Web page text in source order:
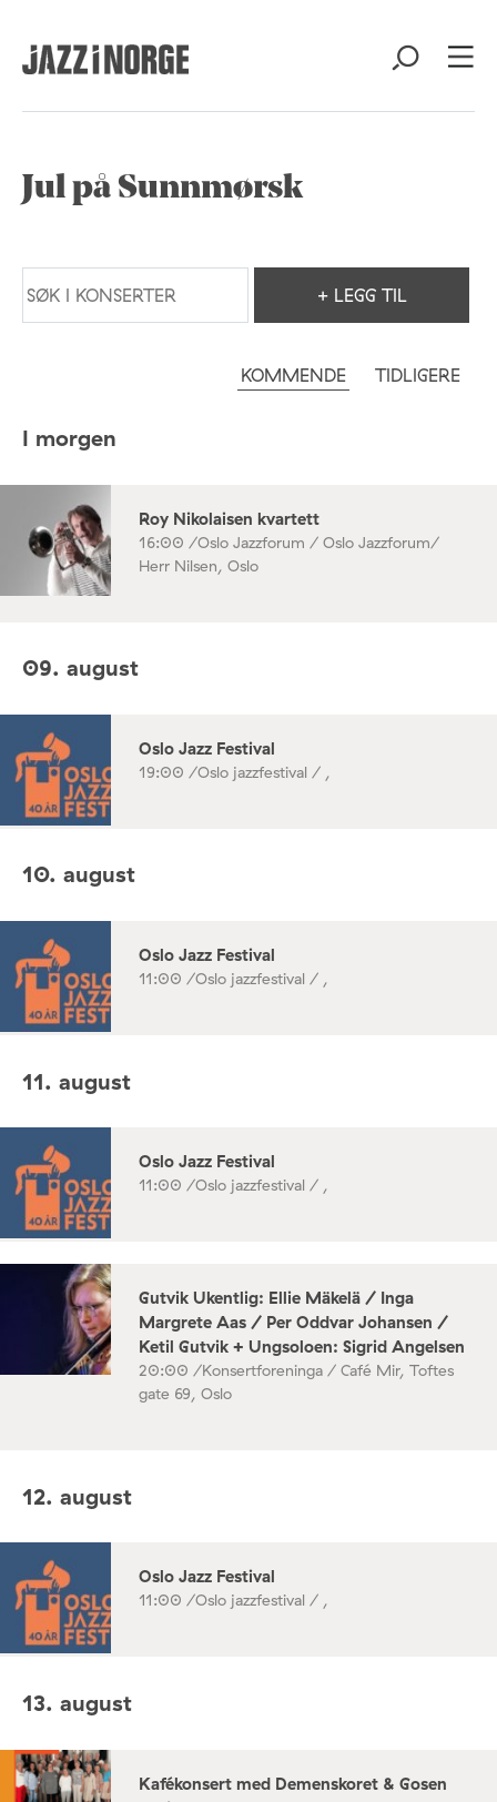
Jul på Sunnmørsk
+ LEGG TIL
KOMMENDE TIDLIGERE
I morgen
Roy Nikolaisen kvartett
16:00 /Oslo Jazzforum / Oslo Jazzforum/
Herr Nilsen, Oslo
09. august
Oslo Jazz Festival
19:00 /Oslo jazzfestival / ,
10. august
Oslo Jazz Festival
11:00 /Oslo jazzfestival / ,
11. august
Oslo Jazz Festival
11:00 /Oslo jazzfestival / ,
Gutvik Ukentlig: Ellie Mäkelä / Inga
Margrete Aas / Per Oddvar Johansen /
Ketil Gutvik + Ungsoloen: Sigrid Angelsen
20:00 /Konsertforeninga / Café Mir, Toftes
gate 69, Oslo
12. august
Oslo Jazz Festival
11:00 /Oslo jazzfestival / ,
13. august
Kafékonsert med Demenskoret & Gosen